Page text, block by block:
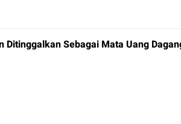
Ditinggalkan Sebagai Mata Uang